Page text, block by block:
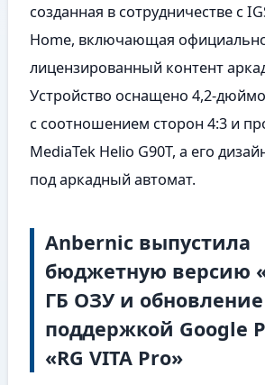
созданная в сотрудничестве с
Home, включающая
лицензированный контент
Устройство оснащено 4,2-
с соотношением сторон 4:3 и
MediaTek Helio G90T, а его
под аркадный автомат.
Anbernic выпустила
бюджетную версию
ГБ ОЗУ и
поддержкой Google
«RG VITA Pro»